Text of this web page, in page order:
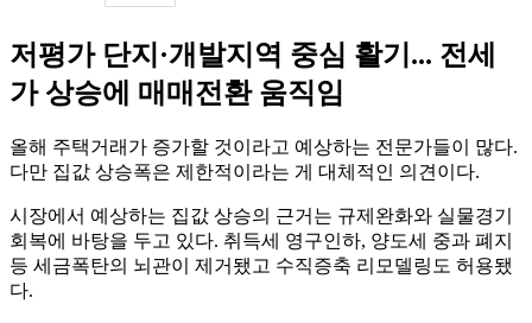
저평가 단지·개발지역 중심 활기... 전세
가 상승에 매매전환 움직임
올해 주택거래가 증가할 것이라고 예상하는 전문가들이 많다.
다만 집값 상승폭은 제한적이라는 게 대체적인 의견이다.
시장에서 예상하는 집값 상승의 근거는 규제완화와 실물경기
회복에 바탕을 두고 있다. 취득세 영구인하, 양도세 중과 폐지
등 세금폭탄의 뇌관이 제거됐고 수직증축 리모델링도 허용됐
다.